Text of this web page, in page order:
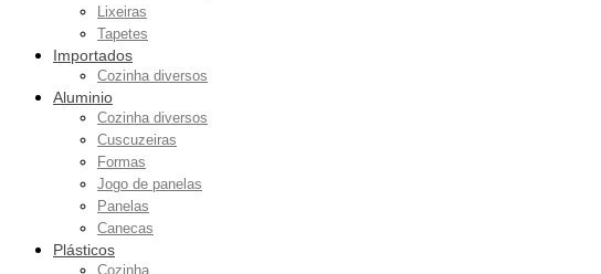
Lixeiras
Tapetes
Importados
Cozinha diversos
Aluminio
Cozinha diversos
Cuscuzeiras
Formas
Jogo de panelas
Panelas
Canecas
Plásticos
Cozinha